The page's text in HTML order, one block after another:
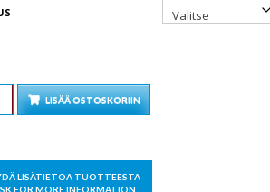
LISÄÄ OSTOSKORIIN